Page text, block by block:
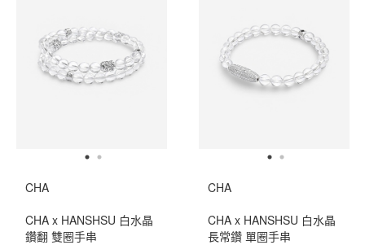
CHA
CHA x HANSHSU 白水晶
鑽翻 雙圈手串
CHA
CHA x HANSHSU 白水晶
長常鑽 單圈手串